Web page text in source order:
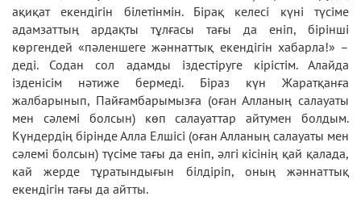
ақиқат екендігін білетінмін. Бірақ келесі күні түсіме
адамзаттың ардақты тұлғасы тағы да еніп, бірінші
көргендей «пәленшеге жәннаттық екендігін хабарла!» –
деді. Содан сол адамды іздестіруге кірістім. Алайда
ізденісім нәтиже бермеді. Біраз күн Жаратқанға
жалбарынып, Пайғамбарымызға (оған Алланың салауаты
мен сәлемі болсын) көп салауаттар айтумен болдым.
Күндердің бірінде Алла Елшісі (оған Алланың салауаты мен
сәлемі болсын) түсіме тағы да еніп, әлгі кісінің қай қалада,
кай жерде тұратындығын білдіріп, оның жәннаттық
екендігін тағы да айтты.